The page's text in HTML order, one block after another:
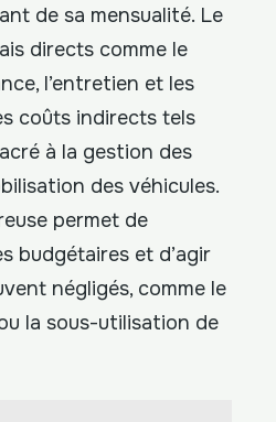
de sa mensualité. Le
directs comme le
l’entretien et les
coûts indirects tels
à la gestion des
des véhicules.
permet de
budgétaires et d’agir
négligés, comme le
la sous-utilisation de